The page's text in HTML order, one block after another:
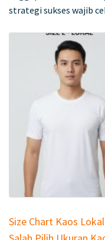
strategi sukses wajib
Size Chart Kaos